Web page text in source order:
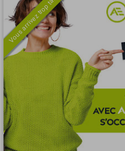
Vous arrivez trop tard